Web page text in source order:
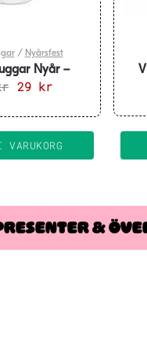
/ Nyårsfest
Nyår –
8-pack
Det
priset
29 krDet
nuvarande
priset
&